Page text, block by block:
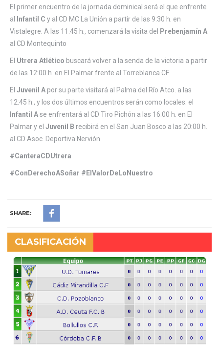
El primer encuentro de la jornada dominical será el que enfrente
al
Infantil C y al CD MC La Unión a partir de las 9:30 h. en
Vistalegre. A las 11:45 h., comenzará la visita del
Prebenjamín A
al CD Montequinto
El Utrera Atlético buscará volver a la senda de la victoria a partir
de las 12:00 h. en El Palmar frente al Torreblanca CF.
El Juvenil Apor su parte visitará al Palma del Río Atco. a las
12:45 h., y los dos últimos encuentros serán como locales: el
Infantil Ase enfrentará al CD Tiro Pichón a las 16:00 h. en El
Palmar y el Juvenil B recibirá en el San Juan Bosco a las 20:00 h.
al CD Asoc. Deportiva Nervión.
#CanteraCDUtrera
#ConDerechoASoñar #ElValorDeLoNuestro
SHARE:
CLASIFICACIÓN